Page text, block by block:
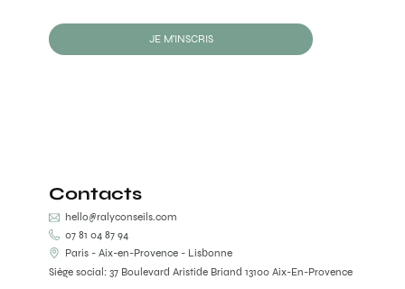
JE M'INSCRIS
Contacts
hello@ralyconseils.com
07 81 04 87 94
Paris - Aix-en-Provence - Lisbonne
Siège social: 37 Boulevard Aristide Briand 13100 Aix-En-Provence